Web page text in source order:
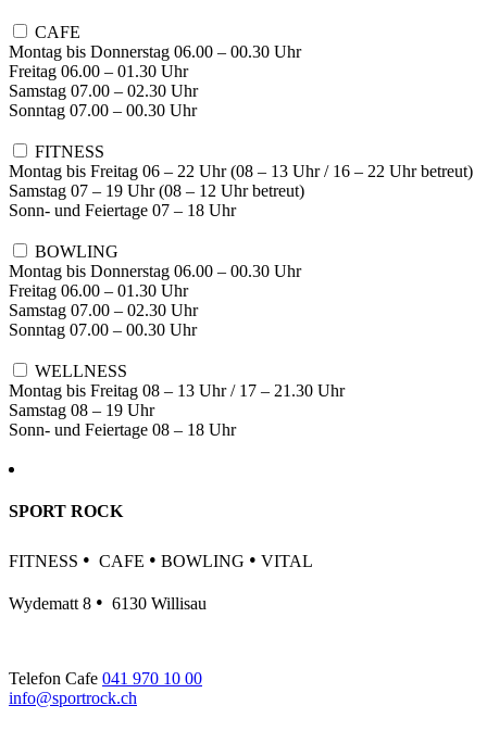
CAFE
Montag bis Donnerstag 06.00 – 00.30 Uhr
Freitag 06.00 – 01.30 Uhr
Samstag 07.00 – 02.30 Uhr
Sonntag 07.00 – 00.30 Uhr
FITNESS
Montag bis Freitag 06 – 22 Uhr (08 – 13 Uhr / 16 – 22 Uhr betreut)
Samstag 07 – 19 Uhr (08 – 12 Uhr betreut)
Sonn- und Feiertage 07 – 18 Uhr
BOWLING
Montag bis Donnerstag 06.00 – 00.30 Uhr
Freitag 06.00 – 01.30 Uhr
Samstag 07.00 – 02.30 Uhr
Sonntag 07.00 – 00.30 Uhr
WELLNESS
Montag bis Freitag 08 – 13 Uhr / 17 – 21.30 Uhr
Samstag 08 – 19 Uhr
Sonn- und Feiertage 08 – 18 Uhr
SPORT ROCK
FITNESS • CAFE • BOWLING • VITAL
Wydematt 8 • 6130 Willisau
Telefon Cafe 041 970 10 00
info@sportrock.ch